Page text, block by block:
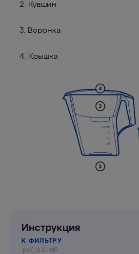
2. Кувшин
3. Воронка
4. Крышка
Инструкция
К ФИЛЬТРУ
.pdf, 0.31 Мб